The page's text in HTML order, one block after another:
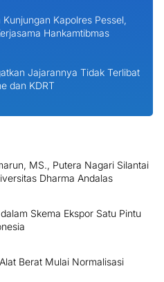
Kunjungan Kapolres Pessel,
Hankamtibmas
Jajarannya Tidak Terlibat
dan KDRT
MS., Putera Nagari Silantai
Dharma Andalas
Skema Ekspor Satu Pintu
Berat Mulai Normalisasi